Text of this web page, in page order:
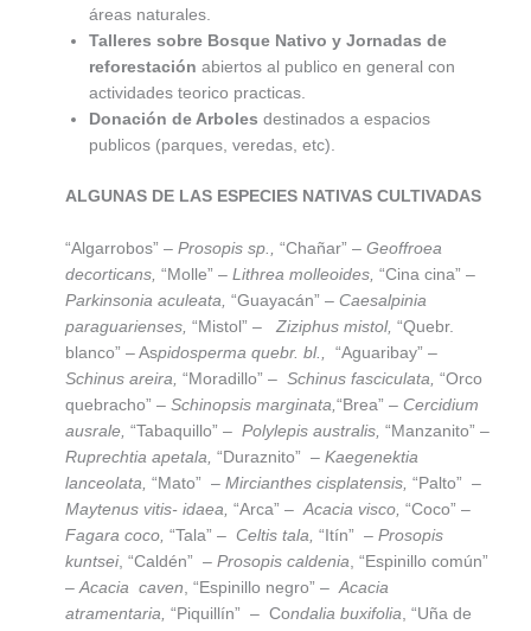
áreas naturales.
Talleres sobre Bosque Nativo y Jornadas de
reforestación abiertos al publico en general con
actividades teorico practicas.
Donación de Arboles destinados a espacios
publicos (parques, veredas, etc).
ALGUNAS DE LAS ESPECIES NATIVAS CULTIVADAS
“Algarrobos” – Prosopis sp., “Chañar” – Geoffroea
decorticans, “Molle” – Lithrea molleoides, “Cina cina” –
Parkinsonia aculeata, “Guayacán” – Caesalpinia
paraguarienses, “Mistol” – Ziziphus mistol, “Quebr.
blanco” – Aspidosperma quebr. bl.,
“Aguaribay” –
Schinus areira, “Moradillo” – Schinus fasciculata, “Orco
quebracho” – Schinopsis marginata, “Brea” – Cercidium
ausrale, “Tabaquillo” – Polylepis australis, “Manzanito” –
Ruprechtia apetala, “Duraznito” – Kaegenektia
lanceolata, “Mato” – Mircianthes cisplatensis, “Palto” –
Maytenus vitis- idaea, “Arca” – Acacia visco, “Coco” –
Fagara coco, “Tala” – Celtis tala, “Itín” – Prosopis
kuntsei, “Caldén” – Prosopis caldenia , “Espinillo común”
– Acacia caven , “Espinillo negro” – Acacia
atramentaria, “Piquillín” – Condalia buxifolia , “Uña de